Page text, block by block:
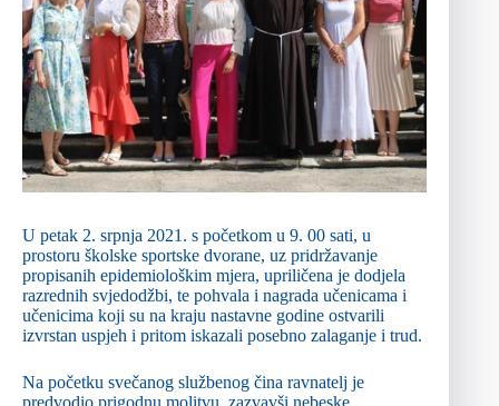
U petak 2. srpnja 2021. s početkom u 9. 00 sati, u
prostoru školske sportske dvorane, uz pridržavanje
propisanih epidemiološkim mjera, upriličena je dodjela
razrednih svjedodžbi, te pohvala i nagrada učenicama i
učenicima koji su na kraju nastavne godine ostvarili
izvrstan uspjeh i pritom iskazali posebno zalaganje i trud.
Na početku svečanog službenog čina ravnatelj je